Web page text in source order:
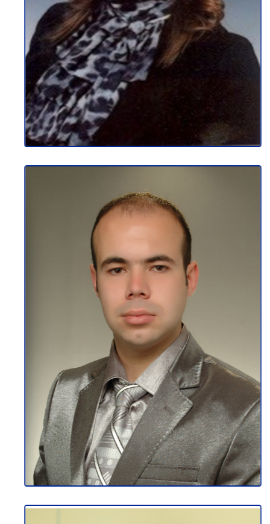
МЛАДЕН КАРАЏОСКИ
Професор